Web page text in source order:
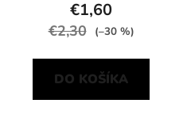
€1,60
€2,30 (–30 %)
DO KOŠÍKA